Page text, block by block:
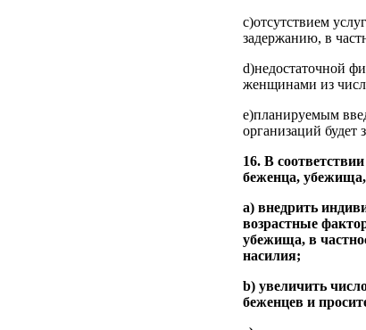
c)отсутствием
задержанию, в
d)недостаточной
женщинами из
e)планируемым
организаций будет
16. В
беженца, убежища,
a) внедрить
возрастные
убежища, в
насилия;
b) увеличить
беженцев и